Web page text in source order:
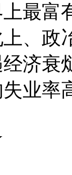
最富
、政
济衰
业率